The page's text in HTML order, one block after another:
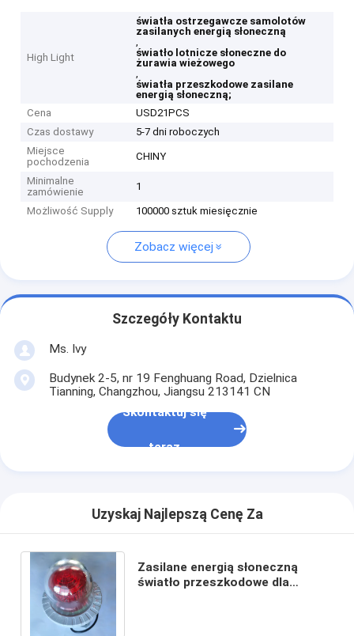
High Light
światła ostrzegawcze samolotów
zasilanych energią słoneczną
,
światło lotnicze słoneczne do
żurawia wieżowego
,
światła przeszkodowe zasilane
energią słoneczną;
Cena
USD21PCS
Czas dostawy
5-7 dni roboczych
Miejsce
pochodzenia
CHINY
Minimalne
zamówienie
1
Możliwość Supply 100000 sztuk miesięcznie
Zobacz więcej
Szczegóły Kontaktu
Ms. Ivy
Budynek 2-5, nr 19 Fenghuang Road, Dzielnica
Tianning, Changzhou, Jiangsu 213141 CN
Skontaktuj się
teraz
Uzyskaj Najlepszą Cenę Za
Zasilane energią słoneczną
światło przeszkodowe dla